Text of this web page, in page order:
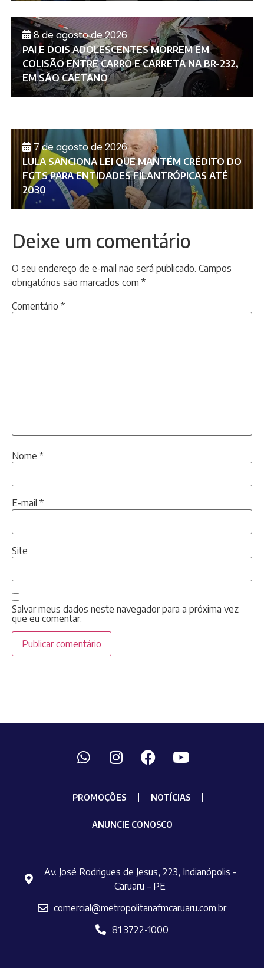
8 de agosto de 2026
PAI E DOIS ADOLESCENTES MORREM EM
COLISÃO ENTRE CARRO E CARRETA NA BR-232,
EM SÃO CAETANO
7 de agosto de 2026
LULA SANCIONA LEI QUE MANTÉM CRÉDITO DO
FGTS PARA ENTIDADES FILANTRÓPICAS ATÉ
2030
Deixe um comentário
O seu endereço de e-mail não será publicado. Campos
obrigatórios são marcados com *
Comentário *
Nome *
E-mail *
Site
Salvar meus dados neste navegador para a próxima vez
que eu comentar.
PROMOÇÕES NOTÍCIAS
ANUNCIE CONOSCO
Av. José Rodrigues de Jesus, 223, Indianópolis -
Caruaru – PE
comercial@metropolitanafmcaruaru.com.br
81 3722-1000